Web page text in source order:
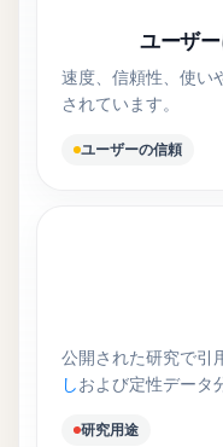
ユーザ
速度、信頼性、使い
されています。
ユーザーの信頼
公開された研究で引
しおよび定性データ
研究用途